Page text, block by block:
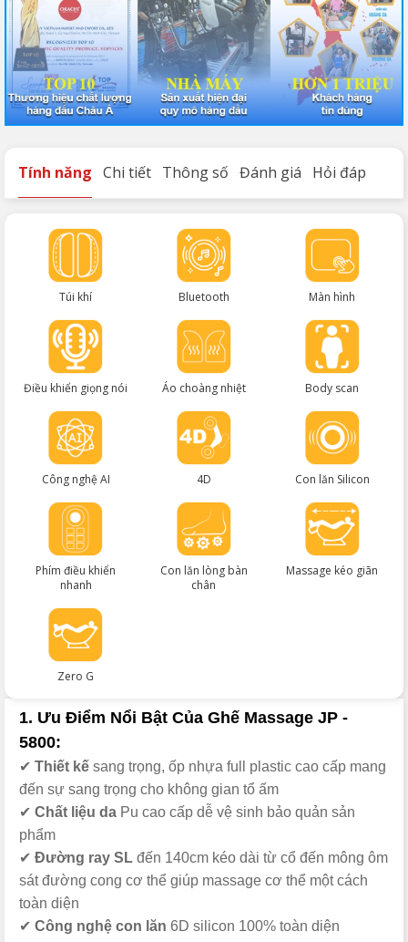
Tính năng Chi tiết Thông số Đánh giá Hỏi đáp
Túi khí Bluetooth Màn hình
Điều khiển giọng nói Áo choàng nhiệt Body scan
Công nghệ AI 4D Con lăn Silicon
Phím điều khiển
nhanh
Con lăn lòng bàn
chân
Massage kéo giãn
Zero G
1. Ưu Điểm Nổi Bật Của Ghế Massage JP -
5800:
✔ Thiết kế sang trọng, ốp nhựa full plastic cao cấp mang
đến sự sang trọng cho không gian tổ ấm
✔ Chất liệu da Pu cao cấp dễ vệ sinh bảo quản sản
phẩm
✔ Đường ray SL đến 140cm kéo dài từ cổ đến mông ôm
sát đường cong cơ thể giúp massage cơ thể một cách
toàn diện
✔ Công nghệ con lăn 6D silicon 100% toàn diện